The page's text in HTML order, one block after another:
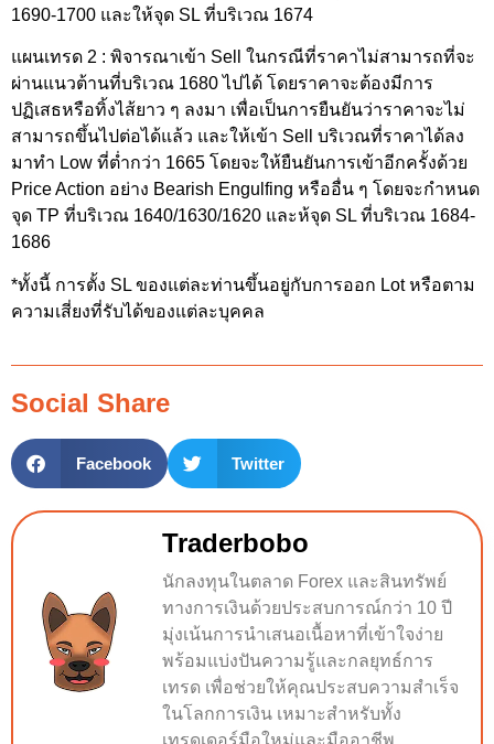
1690-1700 และให้จุด SL ที่บริเวณ 1674
แผนเทรด 2 : พิจารณาเข้า Sell ในกรณีที่ราคาไม่สามารถที่จะ
ผ่านแนวต้านที่บริเวณ 1680 ไปได้ โดยราคาจะต้องมีการ
ปฏิเสธหรือทิ้งไส้ยาว ๆ ลงมา เพื่อเป็นการยืนยันว่าราคาจะไม่
สามารถขึ้นไปต่อได้แล้ว และให้เข้า Sell บริเวณที่ราคาได้ลง
มาทำ Low ที่ต่ำกว่า 1665 โดยจะให้ยืนยันการเข้าอีกครั้งด้วย
Price Action อย่าง Bearish Engulfing หรืออื่น ๆ โดยจะกำหนด
จุด TP ที่บริเวณ 1640/1630/1620 และห้จุด SL ที่บริเวณ 1684-
1686
*ทั้งนี้ การตั้ง SL ของแต่ละท่านขึ้นอยู่กับการออก Lot หรือตาม
ความเสี่ยงที่รับได้ของแต่ละบุคคล
Social Share
Facebook Twitter
Traderbobo
นักลงทุนในตลาด Forex และสินทรัพย์
ทางการเงินด้วยประสบการณ์กว่า 10 ปี
มุ่งเน้นการนำเสนอเนื้อหาที่เข้าใจง่าย
พร้อมแบ่งปันความรู้และกลยุทธ์การ
เทรด เพื่อช่วยให้คุณประสบความสำเร็จ
ในโลกการเงิน เหมาะสำหรับทั้ง